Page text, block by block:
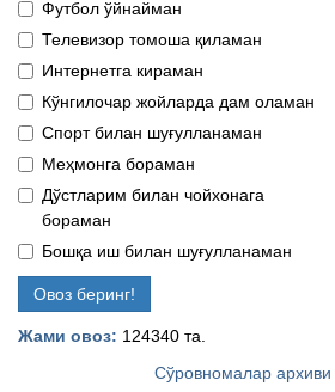
Футбол ўйнайман
Телевизор томоша қиламан
Интернетга кираман
Кўнгилочар жойларда дам оламан
Спорт билан шуғулланаман
Меҳмонга бораман
Дўстларим билан чойхонага
бораман
Бошқа иш билан шуғулланаман
Овоз беринг!
Жами овоз: 124340 та.
Сўровномалар архиви